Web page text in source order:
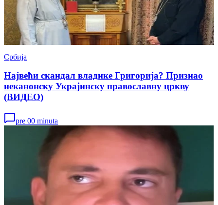
Србија
Највећи скандал владике Григорија? Признао
неканонску Украјинску православну цркву
(ВИДЕО)
pre 00 minuta